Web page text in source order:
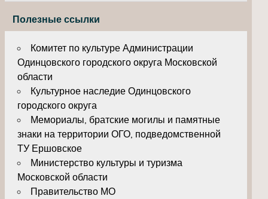
Полезные ссылки
Комитет по культуре Администрации
Одинцовского городского округа Московской
области
Культурное наследие Одинцовского
городского округа
Мемориалы, братские могилы и памятные
знаки на территории ОГО, подведомственной
ТУ Ершовское
Министерство культуры и туризма
Московской области
Правительство МО